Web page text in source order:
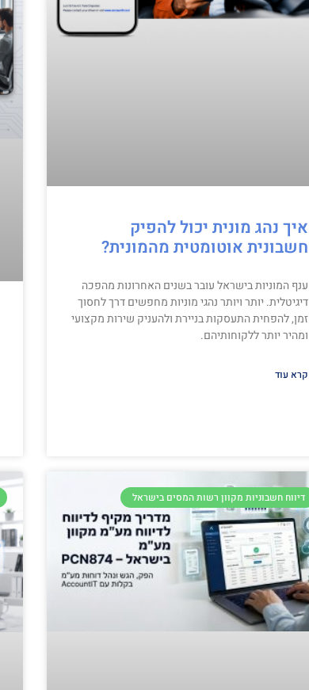
איך נהג מונית יכול להפיק
חשבונית אוטומטית מהמונית?
ענף המוניות בישראל עובר בשנים האחרונות מהפכה
דיגיטלית. יותר ויותר נהגי מוניות מחפשים דרך לחסוך
זמן, להפחית התעסקות בניירת ולהעניק שירות מקצועי
ומהיר יותר ללקוחותיהם.
קרא עוד
דיווח חשבוניות מקוון רשות המסים בישראל